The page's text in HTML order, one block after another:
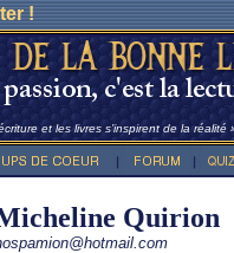
!
et les livres s’inspirent de la réalité
Quirion